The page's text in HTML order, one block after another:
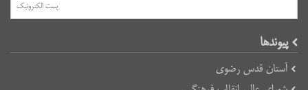
پیوند‌ها
آستان قدس رضوی